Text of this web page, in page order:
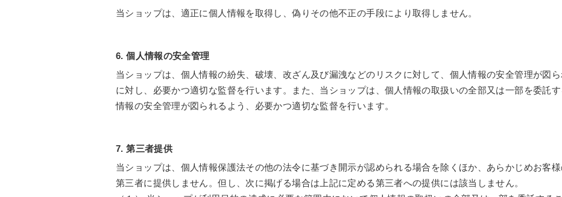
当ショップは、適正に個人情報を取得し、偽りその他不正の手段により取得しません。
6. 個人情報の安全管理
当ショップは、個人情報の紛失、破壊、改ざん及び漏洩などのリスクに対して、個人情報の安全管理が図
に対し、必要かつ適切な監督を行います。また、当ショップは、個人情報の取扱いの全部又は一部を委託
情報の安全管理が図られるよう、必要かつ適切な監督を行います。
7. 第三者提供
当ショップは、個人情報保護法その他の法令に基づき開示が認められる場合を除くほか、あらかじめお客
第三者に提供しません。但し、次に掲げる場合は上記に定める第三者への提供には該当しません。